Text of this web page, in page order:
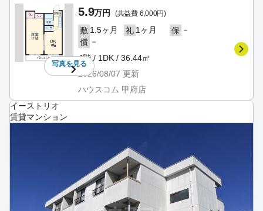
写真を見る
5.9万円 (共益費 6,000円)
敷 1.5ヶ月 礼 1ヶ月 保 －
償 －
4階 / 1DK / 36.44㎡
2026/08/07 更新
ハウスコム 甲府店
イーストリオ
賃貸マンション